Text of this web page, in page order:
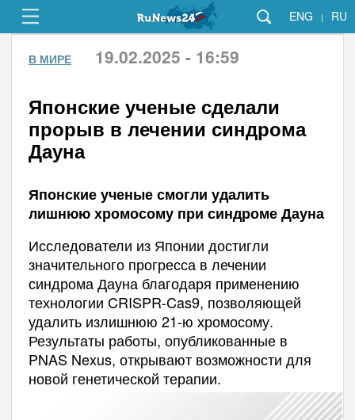
ENG | RU
В МИРЕ 19.02.2025 - 16:59
Японские ученые сделали
прорыв в лечении синдрома
Дауна
Японские ученые смогли удалить
лишнюю хромосому при синдроме Дауна
Исследователи из Японии достигли
значительного прогресса в лечении
синдрома Дауна благодаря применению
технологии CRISPR-Cas9, позволяющей
удалить излишнюю 21-ю хромосому.
Результаты работы, опубликованные в
PNAS Nexus, открывают возможности для
новой генетической терапии.